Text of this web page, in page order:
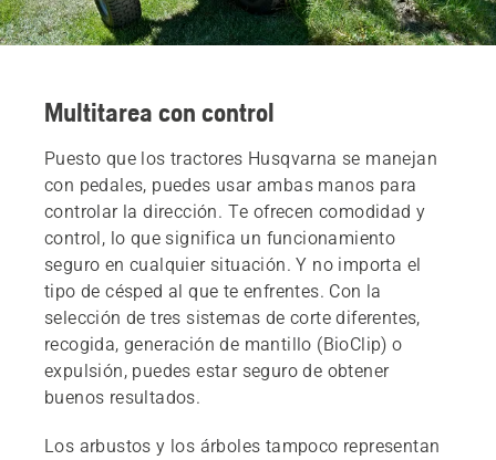
Multitarea con control
Puesto que los tractores Husqvarna se manejan
con pedales, puedes usar ambas manos para
controlar la dirección. Te ofrecen comodidad y
control, lo que significa un funcionamiento
seguro en cualquier situación. Y no importa el
tipo de césped al que te enfrentes. Con la
selección de tres sistemas de corte diferentes,
recogida, generación de mantillo (BioClip) o
expulsión, puedes estar seguro de obtener
buenos resultados.
Los arbustos y los árboles tampoco representan